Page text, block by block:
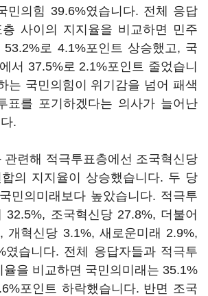
민의힘 39.6%였습니다. 전체 응답
사이의 지지율을 비교하면 민주
53.2%로 4.1%포인트 상승했고, 국
서 37.5%로 2.1%포인트 줄었습니
는 국민의힘이 위기감을 넘어 패색
표를 포기하겠다는 의사가 늘어난
.
관련해 적극투표층에선 조국혁신당
의 지지율이 상승했습니다. 두 당
민의미래보다 높았습니다. 적극투
32.5%, 조국혁신당 27.8%, 더불어
개혁신당 3.1%, 새로운미래 2.9%,
였습니다. 전체 응답자들과 적극투
율을 비교하면 국민의미래는 35.1%
포인트 하락했습니다. 반면 조국